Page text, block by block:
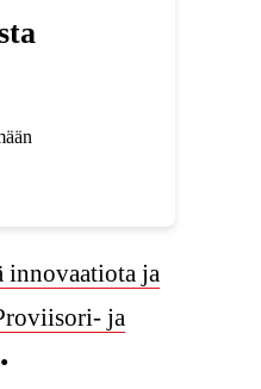
innovaatiota ja
ja
•